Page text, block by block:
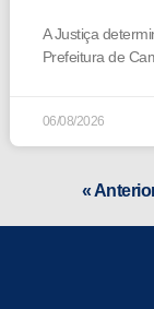
A Justiça
Prefeitura de
06/08/2026
«